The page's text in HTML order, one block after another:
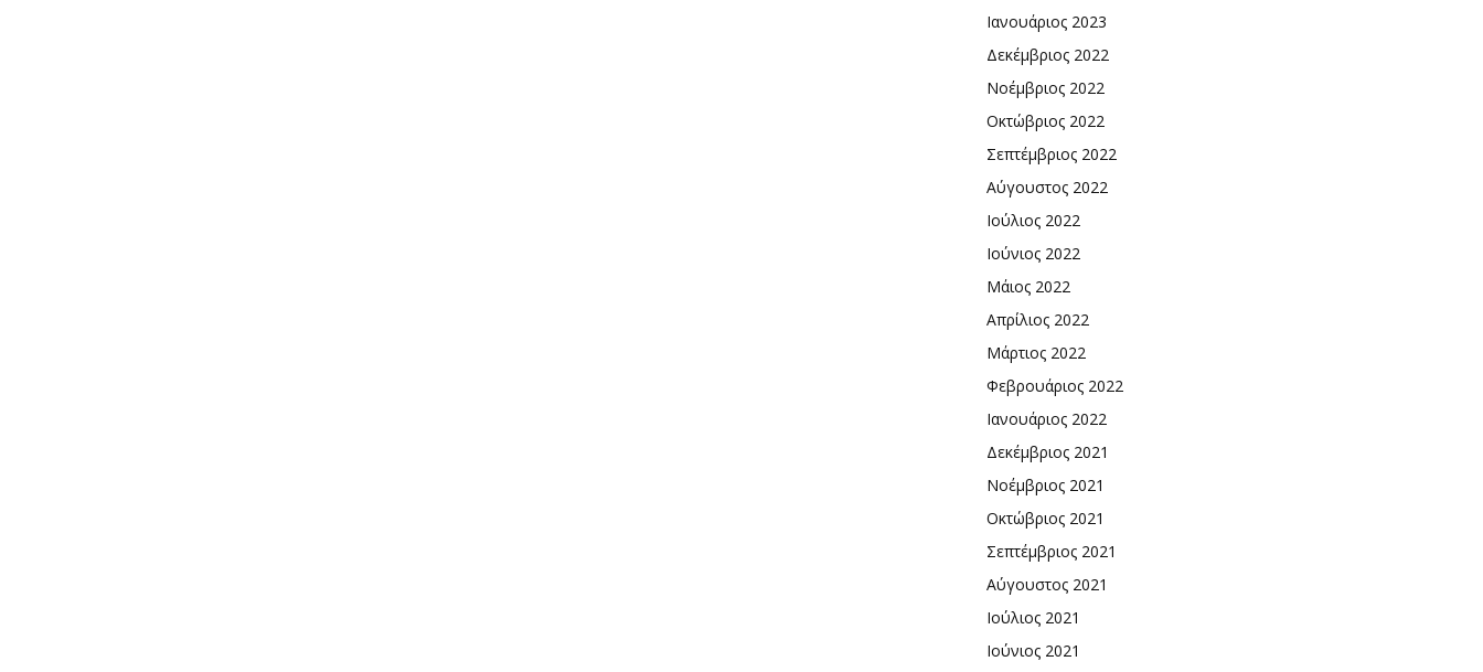
Ιανουάριος 2023
Δεκέμβριος 2022
Νοέμβριος 2022
Οκτώβριος 2022
Σεπτέμβριος 2022
Αύγουστος 2022
Ιούλιος 2022
Ιούνιος 2022
Μάιος 2022
Απρίλιος 2022
Μάρτιος 2022
Φεβρουάριος 2022
Ιανουάριος 2022
Δεκέμβριος 2021
Νοέμβριος 2021
Οκτώβριος 2021
Σεπτέμβριος 2021
Αύγουστος 2021
Ιούλιος 2021
Ιούνιος 2021